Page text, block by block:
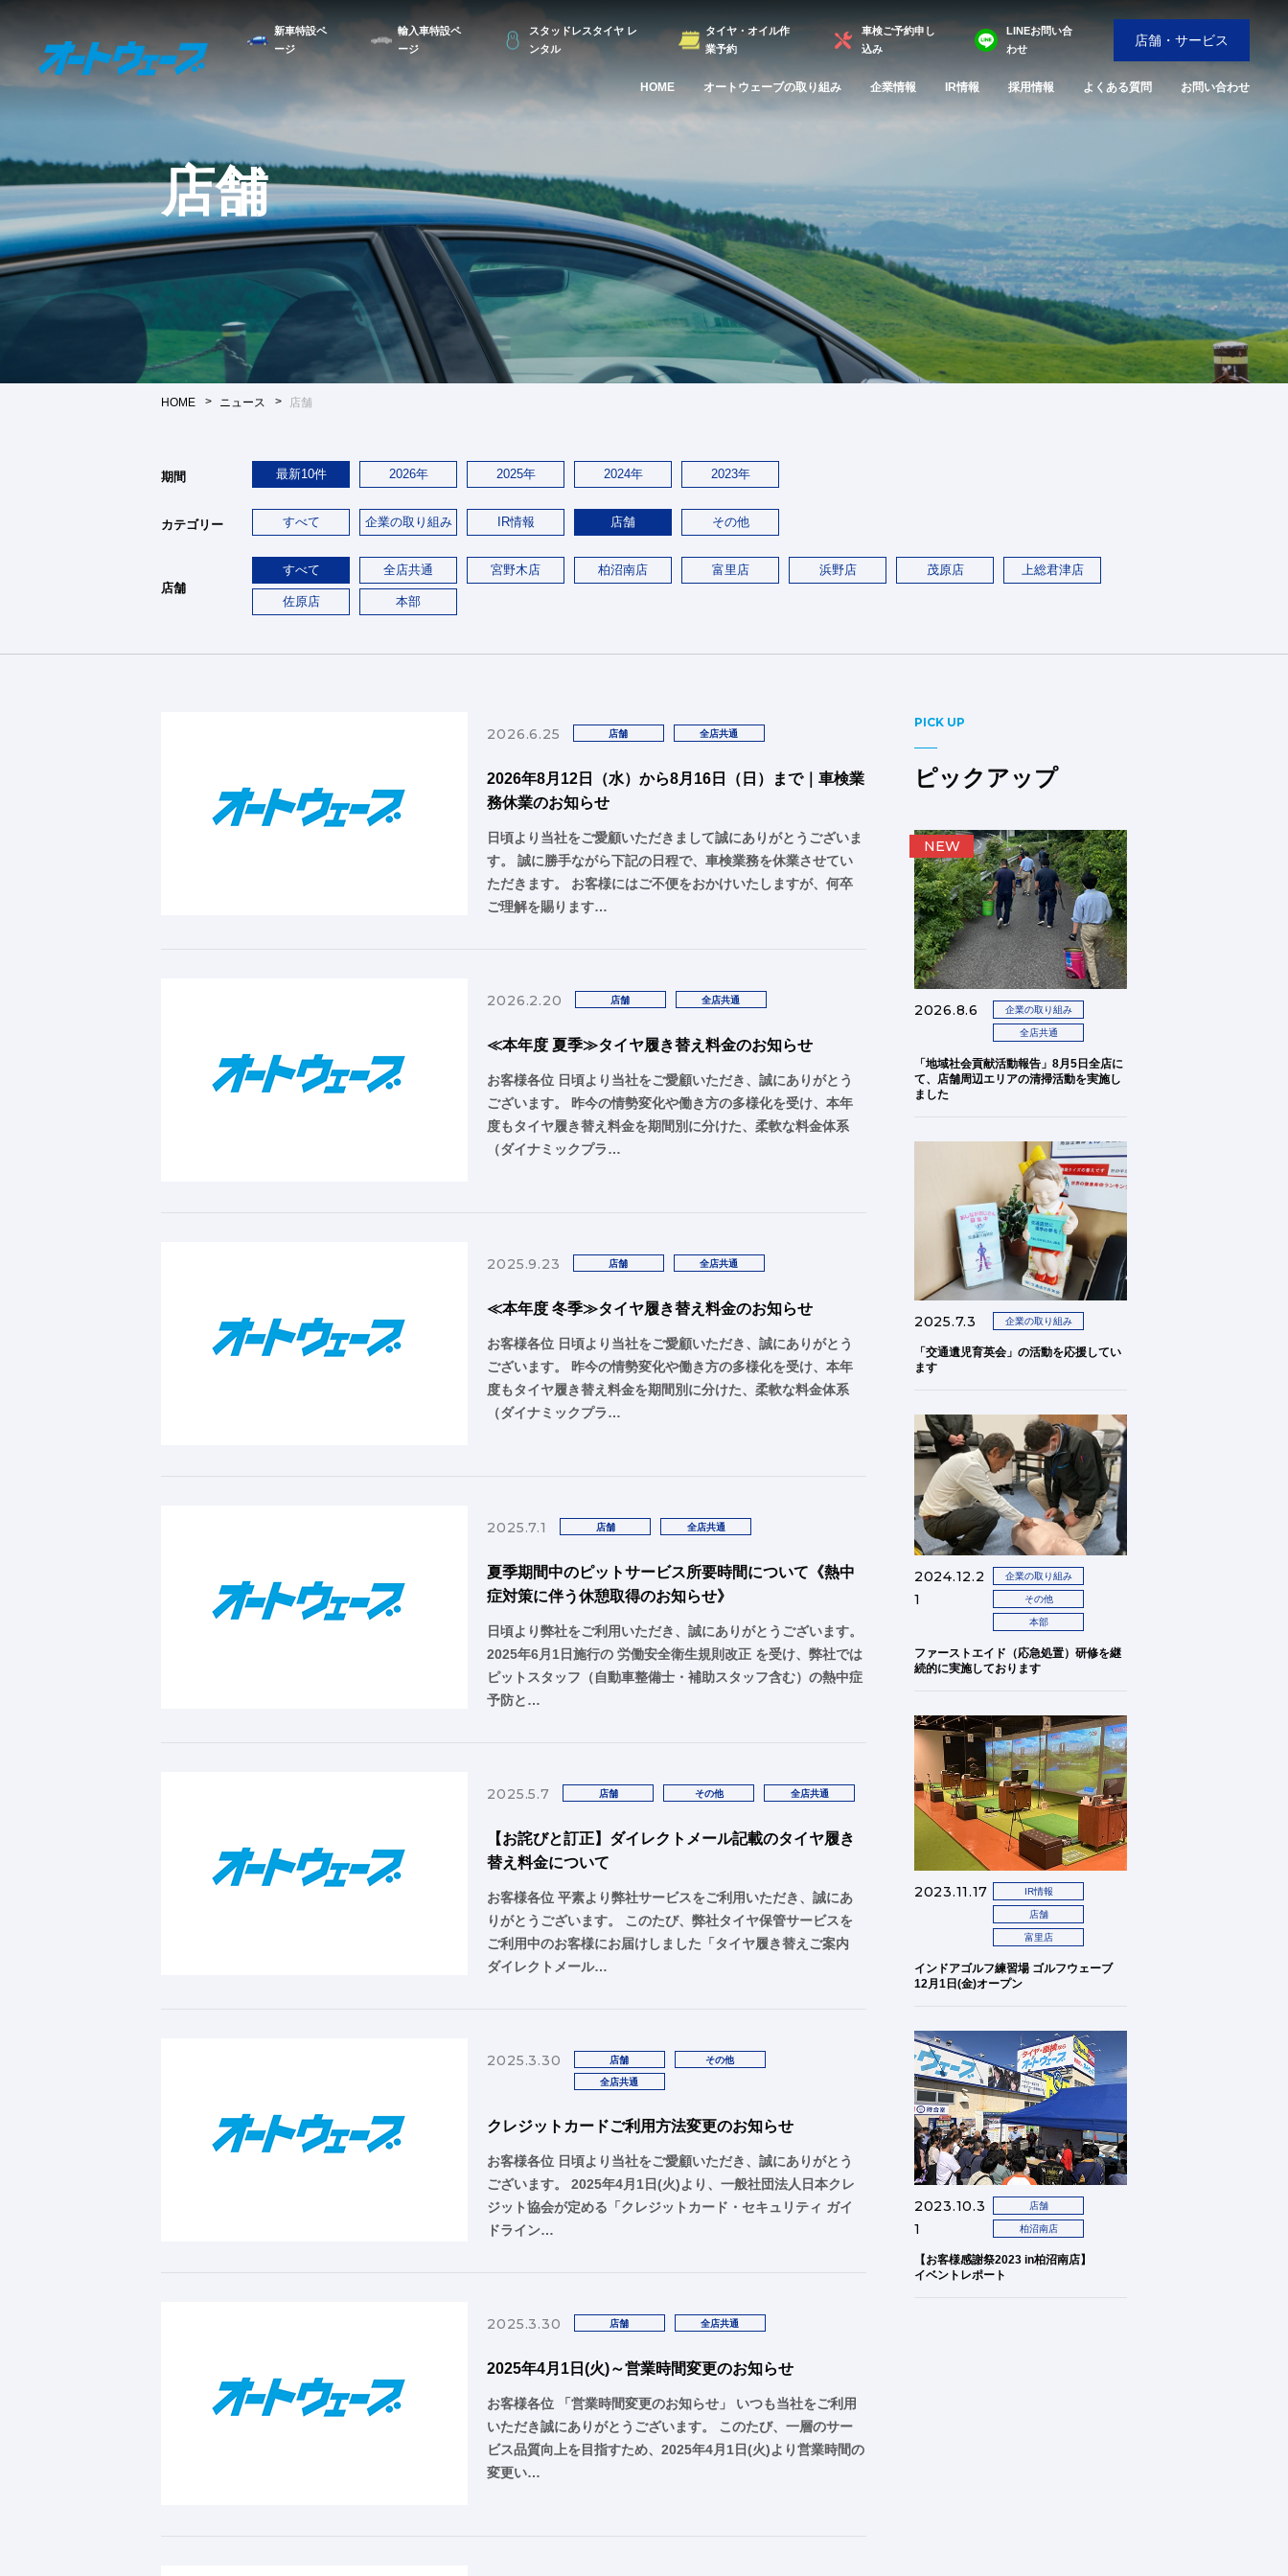
新車特設ペ
ージ
輸入車特設ペ
ージ
スタッドレスタイヤ レ
ンタル
タイヤ・オイル作
業予約
車検ご予約申し
込み
LINEお問い合
わせ
店舗・サービス
HOME オートウェーブの取り組み 企業情報 IR情報 採用情報 よくある質問 お問い合わせ
店舗
HOME ニュース 店舗
期間 最新10件 2026年 2025年 2024年 2023年
カテゴリー すべて 企業の取り組み IR情報 店舗 その他
店舗
すべて 全店共通 宮野木店 柏沼南店 富里店 浜野店 茂原店 上総君津店
佐原店 本部
2026.6.25 店舗 全店共通
2026年8月12日（水）から8月16日（日）まで｜車検業
務休業のお知らせ
日頃より当社をご愛顧いただきまして誠にありがとうございま
す。 誠に勝手ながら下記の日程で、車検業務を休業させてい
ただきます。 お客様にはご不便をおかけいたしますが、何卒
ご理解を賜ります…
2026.2.20 店舗 全店共通
≪本年度 夏季≫タイヤ履き替え料金のお知らせ
お客様各位 日頃より当社をご愛顧いただき、誠にありがとう
ございます。 昨今の情勢変化や働き方の多様化を受け、本年
度もタイヤ履き替え料金を期間別に分けた、柔軟な料金体系
（ダイナミックプラ…
2025.9.23 店舗 全店共通
≪本年度 冬季≫タイヤ履き替え料金のお知らせ
お客様各位 日頃より当社をご愛顧いただき、誠にありがとう
ございます。 昨今の情勢変化や働き方の多様化を受け、本年
度もタイヤ履き替え料金を期間別に分けた、柔軟な料金体系
（ダイナミックプラ…
2025.7.1 店舗 全店共通
夏季期間中のピットサービス所要時間について《熱中
症対策に伴う休憩取得のお知らせ》
日頃より弊社をご利用いただき、誠にありがとうございます。
2025年6月1日施行の 労働安全衛生規則改正 を受け、弊社では
ピットスタッフ（自動車整備士・補助スタッフ含む）の熱中症
予防と…
2025.5.7 店舗 その他 全店共通
【お詫びと訂正】ダイレクトメール記載のタイヤ履き
替え料金について
お客様各位 平素より弊社サービスをご利用いただき、誠にあ
りがとうございます。 このたび、弊社タイヤ保管サービスを
ご利用中のお客様にお届けしました「タイヤ履き替えご案内
ダイレクトメール…
2025.3.30 店舗 その他
全店共通
クレジットカードご利用方法変更のお知らせ
お客様各位 日頃より当社をご愛顧いただき、誠にありがとう
ございます。 2025年4月1日(火)より、一般社団法人日本クレ
ジット協会が定める「クレジットカード・セキュリティ ガイ
ドライン…
2025.3.30 店舗 全店共通
2025年4月1日(火)～営業時間変更のお知らせ
お客様各位 「営業時間変更のお知らせ」 いつも当社をご利用
いただき誠にありがとうございます。 このたび、一層のサー
ビス品質向上を目指すため、2025年4月1日(火)より営業時間の
変更い…
PICK UP
ピックアップ
2026.8.6 企業の取り組み
全店共通
「地域社会貢献活動報告」8月5日全店に
て、店舗周辺エリアの清掃活動を実施し
ました
NEW
2025.7.3 企業の取り組み
「交通遺児育英会」の活動を応援してい
ます
2024.12.2
1
企業の取り組み
その他
本部
ファーストエイド（応急処置）研修を継
続的に実施しております
2023.11.17 IR情報
店舗
富里店
インドアゴルフ練習場 ゴルフウェーブ
12月1日(金)オープン
2023.10.3
1
店舗
柏沼南店
【お客様感謝祭2023 in柏沼南店】
イベントレポート